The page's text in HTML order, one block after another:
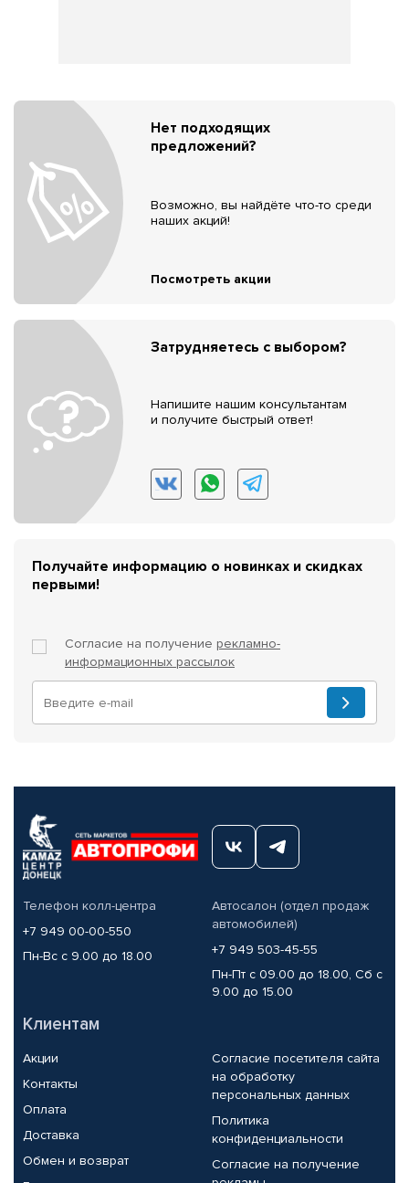
Нет подходящих
предложений?
Возможно, вы найдёте что-то среди
наших акций!
Посмотреть акции
Затрудняетесь с выбором?
Напишите нашим консультантам
и получите быстрый ответ!
Получайте информацию о новинках и скидках
первыми!
Согласие на получение рекламно-
информационных рассылок
Телефон колл-центра
+7 949 00-00-550
Пн-Вс с 9.00 до 18.00
Автосалон (отдел продаж
автомобилей)
+7 949 503-45-55
Пн-Пт с 09.00 до 18.00, Сб с
9.00 до 15.00
Клиентам
Акции
Контакты
Оплата
Доставка
Обмен и возврат
Согласие посетителя сайта
на обработку
персональных данных
Политика
конфиденциальности
Согласие на получение